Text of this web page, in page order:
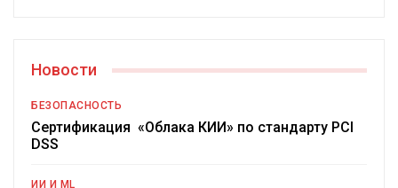
Новости
БЕЗОПАСНОСТЬ
Сертификация «Облака КИИ» по стандарту PCI
DSS
ИИ И ML